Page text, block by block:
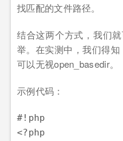
找匹配的文件路径。
结合这两个方式，我们
举。在实测中，我们得
可以无视open_basedir。
示例代码：
#!php
<?php